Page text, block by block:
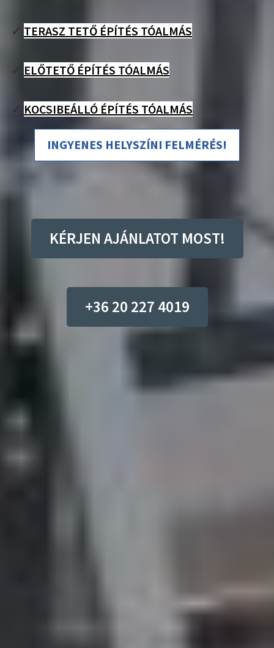
✓ TERASZ TETŐ ÉPÍTÉS TÓALMÁS
✓ ELŐTETŐ ÉPÍTÉS TÓALMÁS
✓ KOCSIBEÁLLÓ ÉPÍTÉS TÓALMÁS
INGYENES HELYSZÍNI FELMÉRÉS!
KÉRJEN AJÁNLATOT MOST!
+36 20 227 4019